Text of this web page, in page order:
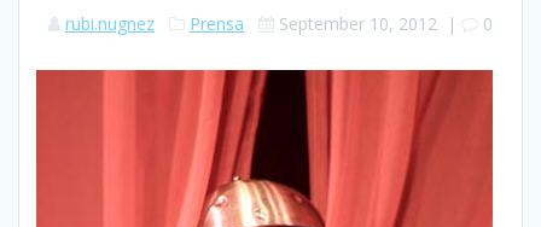
rubi.nugnez Prensa September 10, 2012 | 0